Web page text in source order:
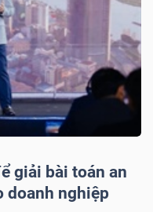
giải bài toán an
doanh nghiệp